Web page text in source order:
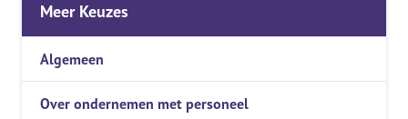
Meer Keuzes
Algemeen
Over ondernemen met personeel